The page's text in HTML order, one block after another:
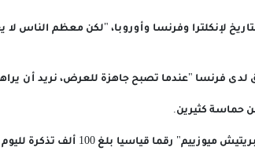
لإنكلترا وفرنسا وأوروبا، "لكن معظم الناس لا
فرنسا "عندما تصبح جاهزة للعرض، نريد أن
حماسة كثيرين.
وقال ريكيتس إنه "لم يتفاجأ إطلاقا" ببيع